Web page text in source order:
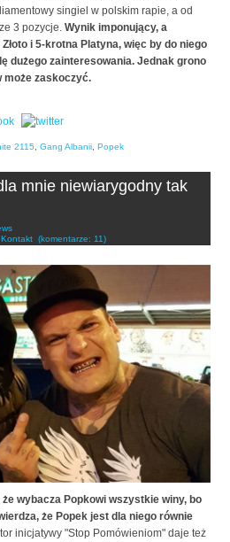
singiel w polskim rapie, a od
3 pozycje. Wynik imponujący, a
i 5-krotna Platyna, więc by do niego
dużego zainteresowania. Jednak grono
może zaskoczyć.
2115 Gang Albanii Popek
mnie niewiarygodny tak
Kontakt (komentarze: 11)
wybacza Popkowi wszystkie winy, bo
że Popek jest dla niego równie
inicjatywy "Stop Pomówieniom" daje też